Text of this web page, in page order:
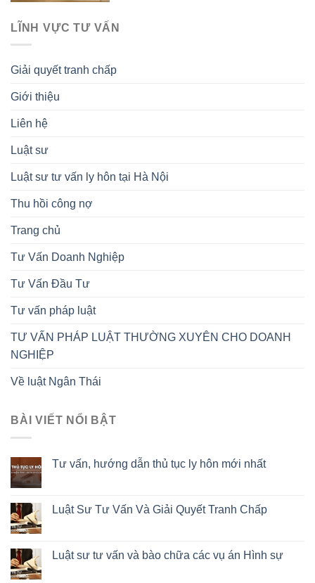
LĨNH VỰC TƯ VẤN
Giải quyết tranh chấp
Giới thiệu
Liên hệ
Luật sư
Luật sư tư vấn ly hôn tại Hà Nội
Thu hồi công nợ
Trang chủ
Tư Vấn Doanh Nghiệp
Tư Vấn Đầu Tư
Tư vấn pháp luật
TƯ VẤN PHÁP LUẬT THƯỜNG XUYÊN CHO DOANH
NGHIỆP
Về luật Ngân Thái
BÀI VIẾT NỔI BẬT
Tư vấn, hướng dẫn thủ tục ly hôn mới nhất
Luật Sư Tư Vấn Và Giải Quyết Tranh Chấp
Luật sư tư vấn và bào chữa các vụ án Hình sự